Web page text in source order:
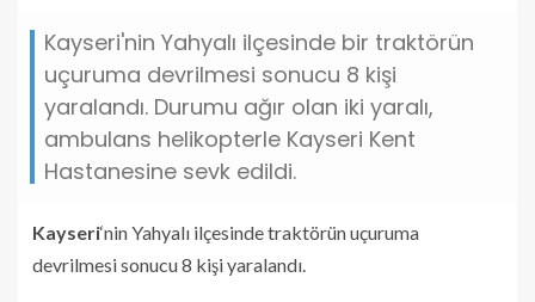
Kayseri'nin Yahyalı ilçesinde bir traktörün
uçuruma devrilmesi sonucu 8 kişi
yaralandı. Durumu ağır olan iki yaralı,
ambulans helikopterle Kayseri Kent
Hastanesine sevk edildi.
Kayseri‘nin Yahyalı ilçesinde traktörün uçuruma
devrilmesi sonucu 8 kişi yaralandı.